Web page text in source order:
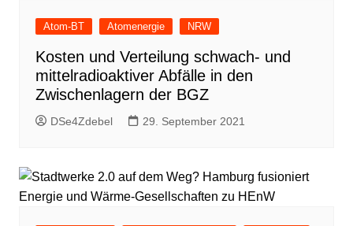
Atom-BT Atomenergie NRW
Kosten und Verteilung schwach- und
mittelradioaktiver Abfälle in den
Zwischenlagern der BGZ
DSe4Zdebel 29. September 2021